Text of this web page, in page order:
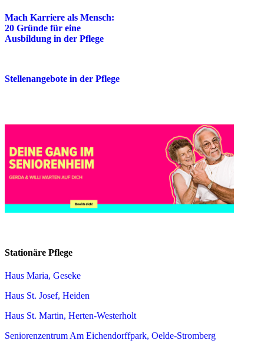
Mach Karriere als Mensch:
20 Gründe für eine
Ausbildung in der Pflege
Stellenangebote in der Pflege
Stationäre Pflege
Haus Maria, Geseke
Haus St. Josef, Heiden
Haus St. Martin, Herten-Westerholt
Seniorenzentrum Am Eichendorffpark, Oelde-Stromberg